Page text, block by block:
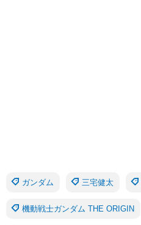
ガンダム 三宅健太
機動戦士ガンダム THE ORIGIN